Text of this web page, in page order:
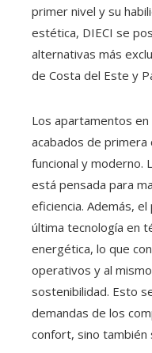
primer nivel y su
estética, DIECI se
alternativas más
de Costa del Este y
Los apartamentos en
acabados de primera
funcional y moderno.
está pensada para
eficiencia. Además,
última tecnología en
energética, lo que
operativos y al
sostenibilidad. Esto
demandas de los
confort, sino también